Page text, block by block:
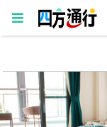
四
方
通
行